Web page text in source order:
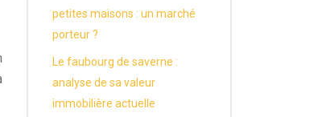
petites maisons : un marché
porteur ?
Le faubourg de saverne :
analyse de sa valeur
immobilière actuelle